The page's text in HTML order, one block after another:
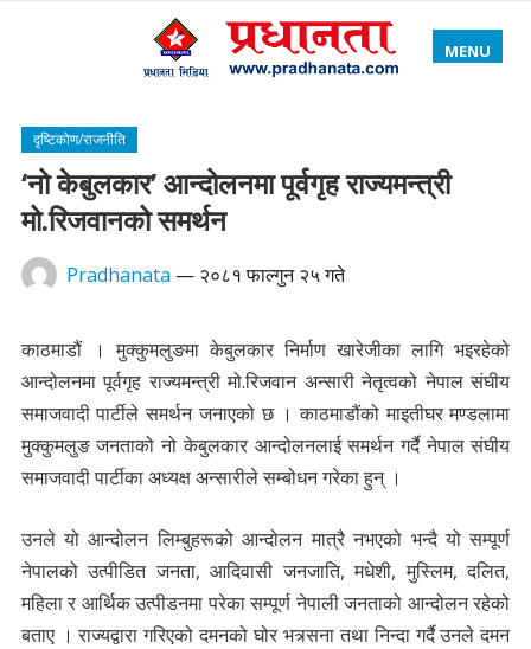
MENU
दृष्टिकोण/राजनीति
‘नो केबुलकार’ आन्दोलनमा पूर्वगृह राज्यमन्त्री
मो.रिजवानको समर्थन
Pradhanata — २०८१ फाल्गुन २५ गते
काठमाडौं । मुक्कुमलुङमा केबुलकार निर्माण खारेजीका लागि भइरहेको
आन्दोलनमा पूर्वगृह राज्यमन्त्री मो.रिजवान अन्सारी नेतृत्वको नेपाल संघीय
समाजवादी पार्टीले समर्थन जनाएको छ । काठमाडौंको माइतीघर मण्डलामा
मुक्कुमलुङ जनताको नो केबुलकार आन्दोलनलाई समर्थन गर्दै नेपाल संघीय
समाजवादी पार्टीका अध्यक्ष अन्सारीले सम्बोधन गरेका हुन् ।
उनले यो आन्दोलन लिम्बुहरूको आन्दोलन मात्रै नभएको भन्दै यो सम्पूर्ण
नेपालको उत्पीडित जनता, आदिवासी जनजाति, मधेशी, मुस्लिम, दलित,
महिला र आर्थिक उत्पीडनमा परेका सम्पूर्ण नेपाली जनताको आन्दोलन रहेको
बताए । राज्यद्वारा गरिएको दमनको घोर भत्र्सना तथा निन्दा गर्दै उनले दमन